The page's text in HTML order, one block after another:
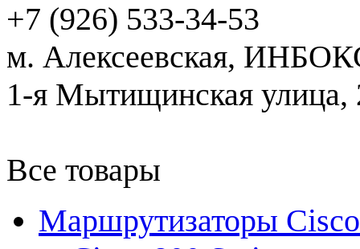
+7 (926) 533-34-53
м. Алексеевская,
1-я Мытищинская улица,
Все товары
Маршрутизаторы Cisco